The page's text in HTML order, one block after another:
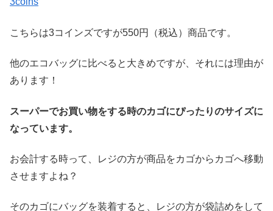
こちらは3コインズですが550円（税込）商品です。
他のエコバッグに比べると大きめですが、それには理由が
あります！
スーパーでお買い物をする時のカゴにぴったりのサイズに
なっています。
お会計する時って、レジの方が商品をカゴからカゴへ移動
させますよね？
そのカゴにバッグを装着すると、レジの方が袋詰めをして